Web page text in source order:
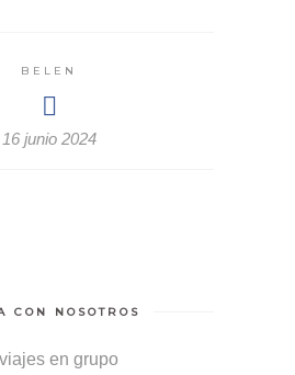
BELEN
16 junio 2024
CON NOSOTROS